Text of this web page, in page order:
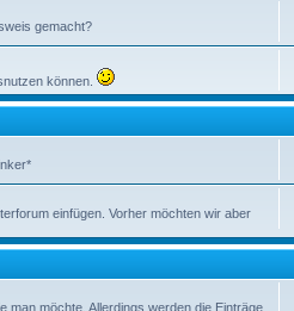
gemacht?
können.
einfügen. Vorher möchten wir aber
man möchte. Allerdings werden die Einträge